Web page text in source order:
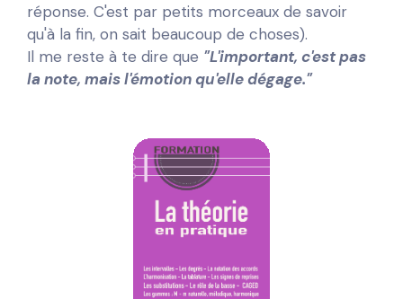
réponse. C'est par petits morceaux de savoir
qu'à la fin, on sait beaucoup de choses).
Il me reste à te dire que "L'important, c'est pas
la note, mais l'émotion qu'elle dégage."